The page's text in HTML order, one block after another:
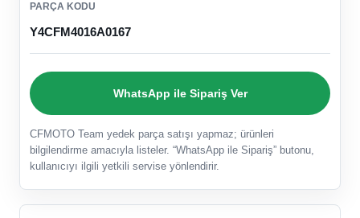
PARÇA KODU
Y4CFM4016A0167
WhatsApp ile Sipariş Ver
CFMOTO Team yedek parça satışı yapmaz; ürünleri
bilgilendirme amacıyla listeler. “WhatsApp ile Sipariş” butonu,
kullanıcıyı ilgili yetkili servise yönlendirir.